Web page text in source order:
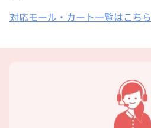
対応モール・カート一覧はこちら